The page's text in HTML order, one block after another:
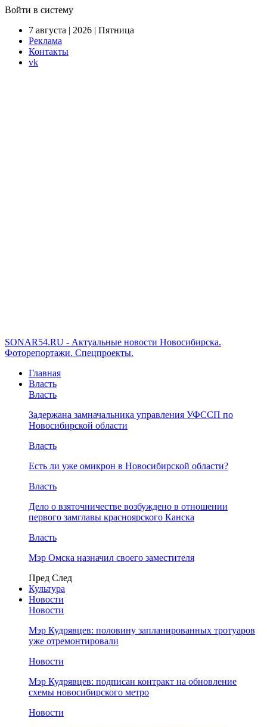
Войти в систему
7 августа | 2026 | Пятница
Реклама
Контакты
vk
SONAR54.RU - Актуальные новости Новосибирска.
Фоторепортажи. Спецпроекты.
Главная
Власть
Власть
Задержана замначальника управления УФССП по
Новосибирской области
Власть
Есть ли уже омикрон в Новосибирской области?
Власть
Дело о взяточничестве возбуждено в отношении
первого замглавы красноярского Канска
Власть
Мэр Омска назначил своего заместителя
Пред След
Культура
Новости
Новости
Мэр Кудрявцев: половину запланированных тротуаров
уже отремонтировали
Новости
Мэр Кудрявцев: подписан контракт на обновление
схемы новосибирского метро
Новости